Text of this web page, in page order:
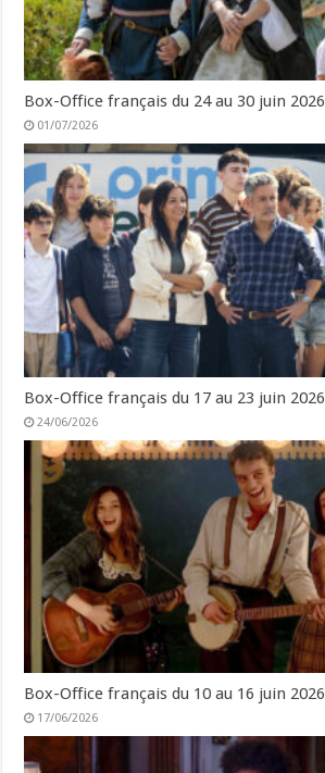
Box-Office français du 24 au 30 juin 2026
01/07/2026
Box-Office français du 17 au 23 juin 2026
24/06/2026
Box-Office français du 10 au 16 juin 2026
17/06/2026